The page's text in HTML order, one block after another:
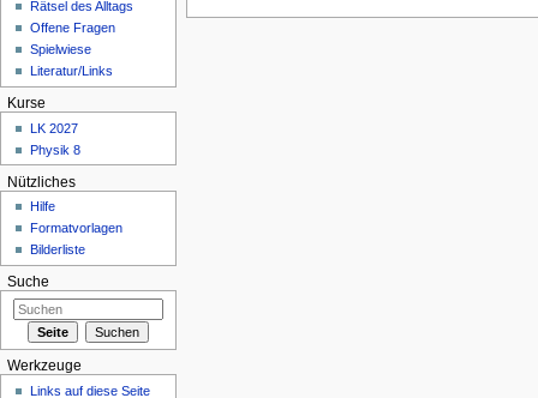
Rätsel des Alltags
Offene Fragen
Spielwiese
Literatur/Links
Kurse
LK 2027
Physik 8
Nützliches
Hilfe
Formatvorlagen
Bilderliste
Suche
Werkzeuge
Links auf diese Seite